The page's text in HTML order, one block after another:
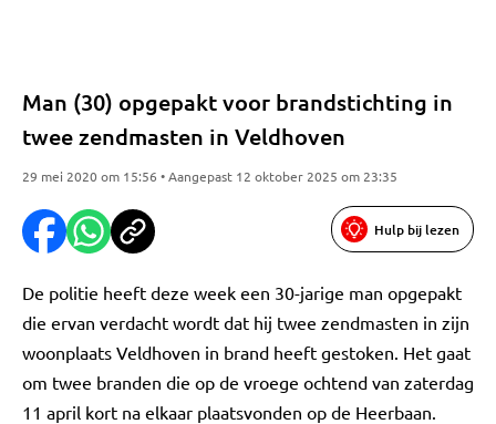
Man (30) opgepakt voor brandstichting in
twee zendmasten in Veldhoven
29 mei 2020 om 15:56 • Aangepast 12 oktober 2025 om 23:35
Hulp bij lezen
De politie heeft deze week een 30-jarige man opgepakt
die ervan verdacht wordt dat hij twee zendmasten in zijn
woonplaats Veldhoven in brand heeft gestoken. Het gaat
om twee branden die op de vroege ochtend van zaterdag
11 april kort na elkaar plaatsvonden op de Heerbaan.